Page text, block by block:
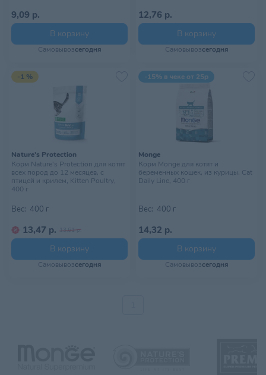
9,09 р.
В корзину
Самовывозсегодня
12,76 р.
В корзину
Самовывозсегодня
-1 %
Nature's Protection
Корм Nature's Protection для котят
всех пород до 12 месяцев, с
птицей и крилем, Kitten Poultry,
400 г
Вес: 400 г
13,47 р. 13,61 р.
В корзину
Самовывозсегодня
-15% в чеке от 25р
Monge
Корм Monge для котят и
беременных кошек, из курицы, Cat
Daily Line, 400 г
Вес: 400 г
14,32 р.
В корзину
Самовывозсегодня